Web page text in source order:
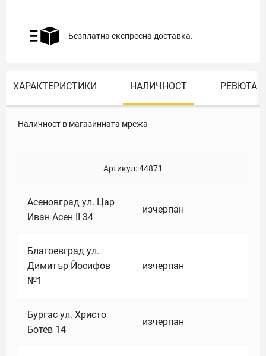
Безплатна експресна доставка.
ХАРАКТЕРИСТИКИ НАЛИЧНОСТ РЕВЮТА
Наличност в магазинната мрежа
Артикул:44871
Асеновград ул. Цар
Иван Асен II 34
изчерпан
Благоевград ул.
Димитър Йосифов
№1
изчерпан
Бургас ул. Христо
Ботев 14
изчерпан